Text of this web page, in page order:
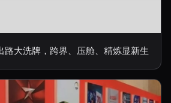
路大洗牌，跨界、压舱、精炼显新生